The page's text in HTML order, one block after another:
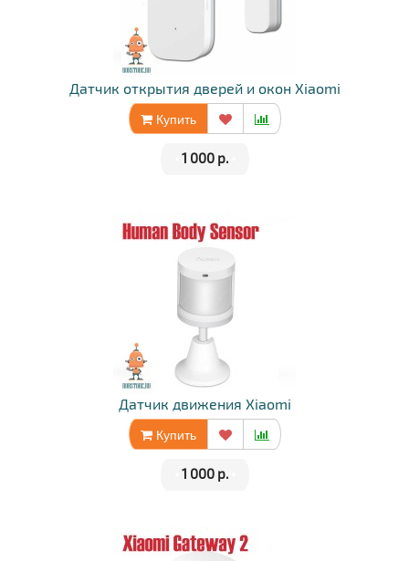
Датчик открытия дверей и окон Xiaomi
Купить
1 000 р.
Датчик движения Xiaomi
Купить
1 000 р.